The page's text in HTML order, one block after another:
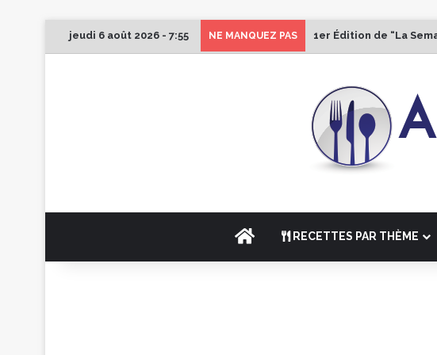
jeudi 6 août 2026 - 7:55 NE MANQUEZ PAS 1er Édition de “La
ACCUEILRECETTES PAR THÈME